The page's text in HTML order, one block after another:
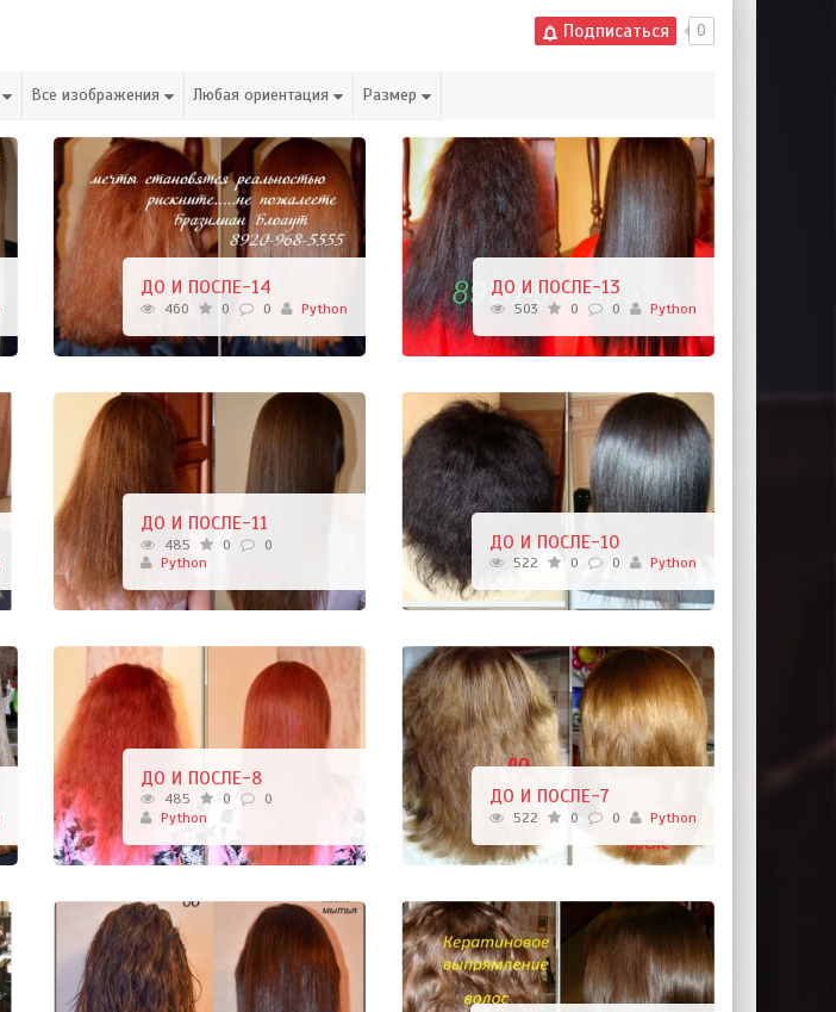
Подписаться 0
Все изображения Любая ориентация Размер
ДО И ПОСЛЕ-14
460 0 0 Python
ДО И ПОСЛЕ-13
503 0 0 Python
ДО И ПОСЛЕ-11
485 0
0
Python
ДО И ПОСЛЕ-10
522 0 0 Python
ДО И ПОСЛЕ-8
485 0
0
Python
ДО И ПОСЛЕ-7
522 0 0 Python